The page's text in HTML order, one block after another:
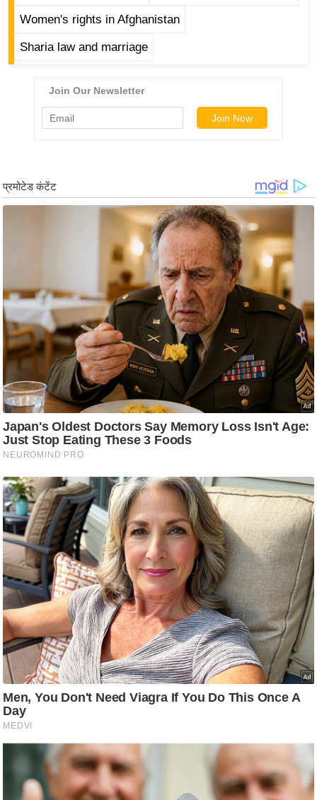
ज
ज
हॉ
ली
ल्म
स
मी
क्षा
B
r
e
a
k
i
g
N
e
w
s
ला
इ
फ
स्टा
टे
क्नॉ
जी
ब्यू
टी
Women's rights in Afghanistan
Sharia law and marriage